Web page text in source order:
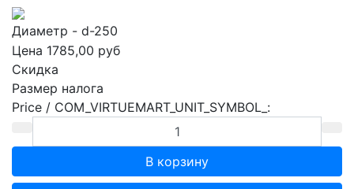
Диаметр - d-250
Цена 1785,00 руб
Скидка
Размер налога
Price / COM_VIRTUEMART_UNIT_SYMBOL_: